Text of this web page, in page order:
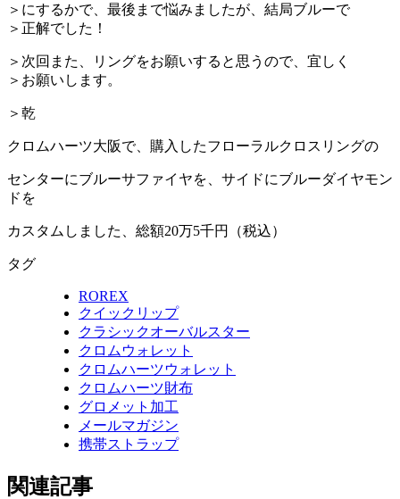
＞にするかで、最後まで悩みましたが、結局ブルーで
＞正解でした！
＞次回また、リングをお願いすると思うので、宜しく
＞お願いします。
＞乾
クロムハーツ大阪で、購入したフローラルクロスリングの
センターにブルーサファイヤを、サイドにブルーダイヤモン
ドを
カスタムしました、総額20万5千円（税込）
タグ
ROREX
クイックリップ
クラシックオーバルスター
クロムウォレット
クロムハーツウォレット
クロムハーツ財布
グロメット加工
メールマガジン
携帯ストラップ
関連記事